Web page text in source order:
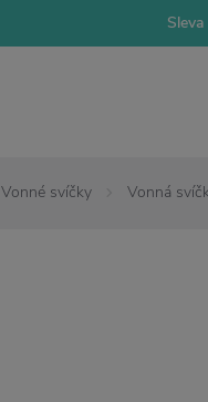
Vonné svíčky Vonná